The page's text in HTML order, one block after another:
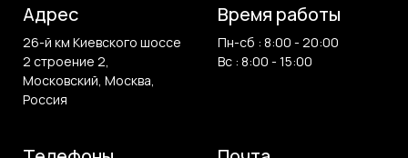
Адрес
26-й км Киевского шоссе
2 строение 2,
Московский, Москва,
Россия
Время работы
Пн-сб : 8:00 - 20:00
Вс : 8:00 - 15:00